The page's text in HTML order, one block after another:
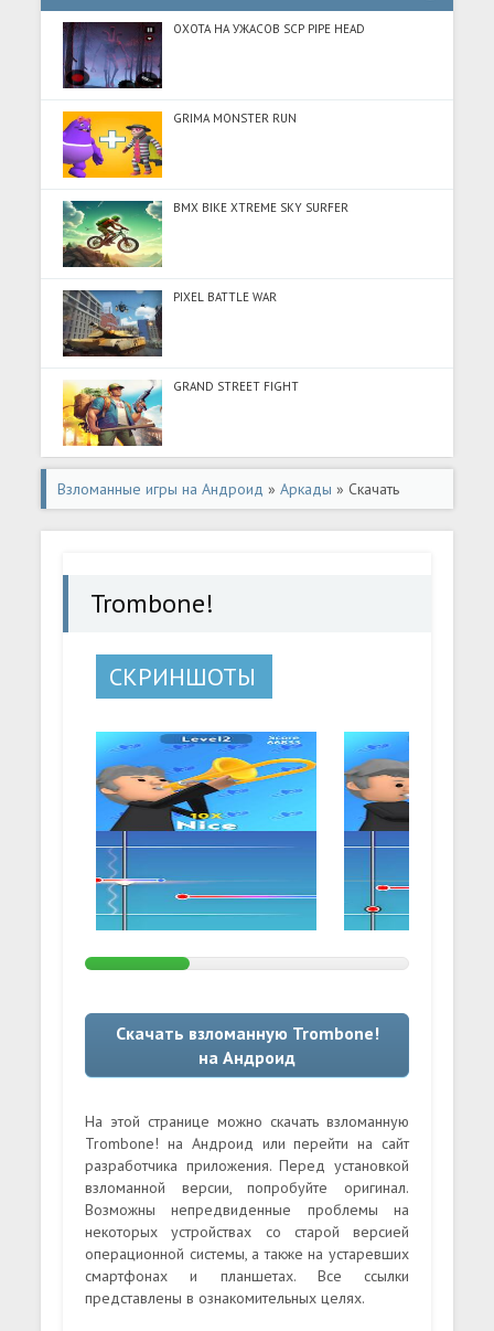
ОХОТА НА УЖАСОВ SCP PIPE HEAD
GRIMA MONSTER RUN
BMX BIKE XTREME SKY SURFER
PIXEL BATTLE WAR
GRAND STREET FIGHT
Взломанные игры на Андроид »Аркады » Скачать
Trombone! (Разблокировано все) на Андроид
Trombone!
СКРИНШОТЫ
Скачать взломанную Trombone!
на Андроид
На этой странице можно скачать взломанную
Trombone! на Андроид или перейти на сайт
разработчика приложения. Перед установкой
взломанной версии, попробуйте оригинал.
Возможны непредвиденные проблемы на
некоторых устройствах со старой версией
операционной системы, а также на устаревших
смартфонах и планшетах. Все ссылки
представлены в ознакомительных целях.